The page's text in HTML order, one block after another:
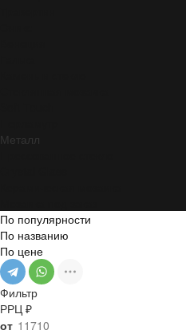
Металл
По популярности
По названию
По цене
Фильтр
РРЦ ₽
от